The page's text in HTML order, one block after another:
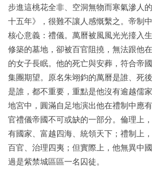
步進這桃花全非、空洞無物而寒氣滲人
十五年》，很難不讓人感慨繫之。帝制
核心意義：禮儀。萬曆被風風光光擡入
修築的墓地，卻被百官阻撓，無法跟他
的女子長眠。他的死亡與安葬，符合帝
集團期望。原名朱翊鈞的萬曆是誰、死
是誰，都不重要，重點是他沒有逾越儒
地宮中，圓滿自足地演出他在禮制中應
官禮儀帝國不可或缺的一部分。倫理上
有國家、富越四海、統領天下；禮制上
百官、治理四夷；但實際上，他無異中
過是紫禁城區區一名囚徒。